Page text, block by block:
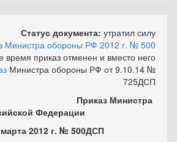
Статус документа: утратил силу
Министра обороны РФ 2012 г. № 500
время приказ отменен и вместо него
Министра обороны РФ от 9.10.14 №
725ДСП
Министра
Федерации
2012 г. № 500ДСП